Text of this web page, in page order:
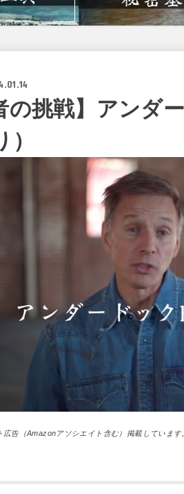
の挑戦】アンダ
広告（Amazonアソシエイト含む）掲載しています